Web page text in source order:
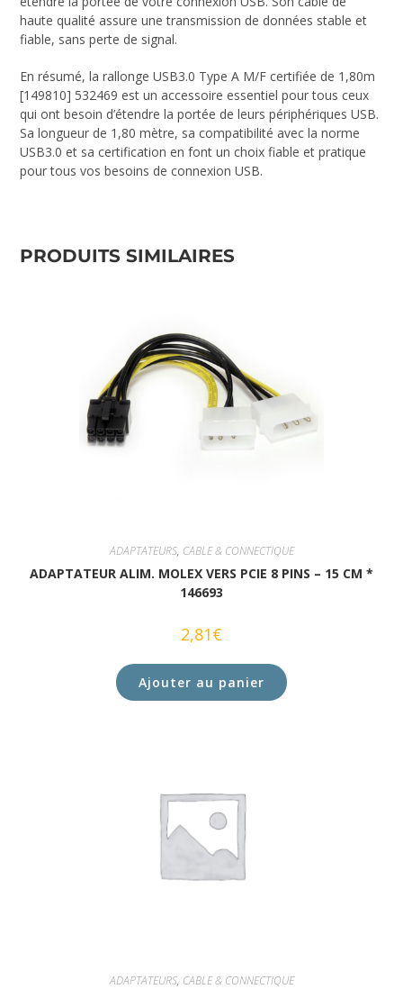
haute qualité assure une transmission de données stable et
fiable, sans perte de signal.
En résumé, la rallonge USB3.0 Type A M/F certifiée de 1,80m
[149810] 532469 est un accessoire essentiel pour tous ceux
qui ont besoin d’étendre la portée de leurs périphériques USB.
Sa longueur de 1,80 mètre, sa compatibilité avec la norme
USB3.0 et sa certification en font un choix fiable et pratique
pour tous vos besoins de connexion USB.
PRODUITS SIMILAIRES
ADAPTATEURS, CABLE & CONNECTIQUE
ADAPTATEUR ALIM. MOLEX VERS PCIE 8 PINS – 15 CM *
146693
2,81€
Ajouter au panier
ADAPTATEURS, CABLE & CONNECTIQUE